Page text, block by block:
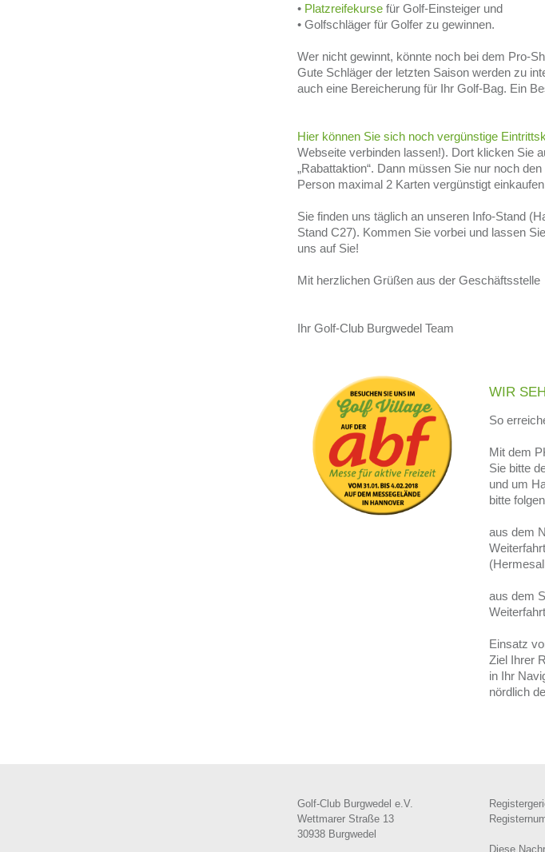
• Platzreifekurse für Golf-Einsteiger und
• Golfschläger für Golfer zu gewinnen.
Wer nicht gewinnt, könnte noch bei dem Pro-
Gute Schläger der letzten Saison werden zu
auch eine Bereicherung für Ihr Golf-Bag. Ein
Hier können Sie sich noch vergünstige
Webseite verbinden lassen!). Dort klicken Sie
„Rabattaktion“. Dann müssen Sie nur noch
Person maximal 2 Karten vergünstigt
Sie finden uns täglich an unseren Info-Stand
Stand C27). Kommen Sie vorbei und lassen
uns auf Sie!
Mit herzlichen Grüßen aus der Geschäftsstelle
Ihr Golf-Club Burgwedel Team
WIR
So
Mit dem
Sie bitte
und um
bitte
aus dem
aus dem
Einsatz
Ziel Ihrer
in Ihr
nördlich
Golf-Club Burgwedel e.V.
Wettmarer Straße 13
30938 Burgwedel
Diese